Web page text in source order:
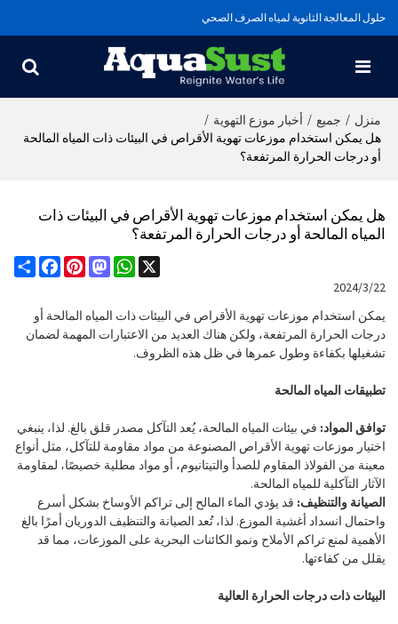
حلول المعالجة الثانوية لمياه الصرف الصحي
منزل / جميع / أخبار موزع التهوية /
هل يمكن استخدام موزعات تهوية الأقراص في البيئات ذات المياه المالحة
أو درجات الحرارة المرتفعة؟
هل يمكن استخدام موزعات تهوية الأقراص في البيئات ذات
المياه المالحة أو درجات الحرارة المرتفعة؟
Share
FacebookPinterest
MastodonWhatsApp
X
2024/3/22
يمكن استخدام موزعات تهوية الأقراص في البيئات ذات المياه المالحة أو
درجات الحرارة المرتفعة، ولكن هناك العديد من الاعتبارات المهمة لضمان
تشغيلها بكفاءة وطول عمرها في ظل هذه الظروف.
تطبيقات المياه المالحة
توافق المواد: في بيئات المياه المالحة، يُعد التآكل مصدر قلق بالغ. لذا، ينبغي
اختيار موزعات تهوية الأقراص المصنوعة من مواد مقاومة للتآكل، مثل أنواع
معينة من الفولاذ المقاوم للصدأ والتيتانيوم، أو مواد مطلية خصيصًا، لمقاومة
الآثار التآكلية للمياه المالحة.
الصيانة والتنظيف: قد يؤدي الماء المالح إلى تراكم الأوساخ بشكل أسرع
واحتمال انسداد أغشية الموزع. لذا، تُعد الصيانة والتنظيف الدوريان أمرًا بالغ
الأهمية لمنع تراكم الأملاح ونمو الكائنات البحرية على الموزعات، مما قد
يقلل من كفاءتها.
البيئات ذات درجات الحرارة العالية